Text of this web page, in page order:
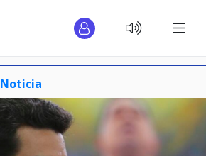
Noticia